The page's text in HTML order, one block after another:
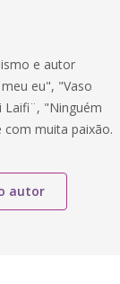
e autor
eu", "Vaso
"Ninguém
com muita paixão.
autor